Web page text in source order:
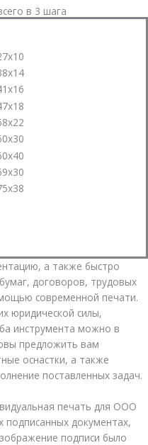
в 3 шага
а также быстро
договоров, трудовых
современной печати.
юридической силы,
инструмента можно в
предложить вам
оснастки, а также
поставленных задач.
печать для ООО
подписанных документах,
подписи было